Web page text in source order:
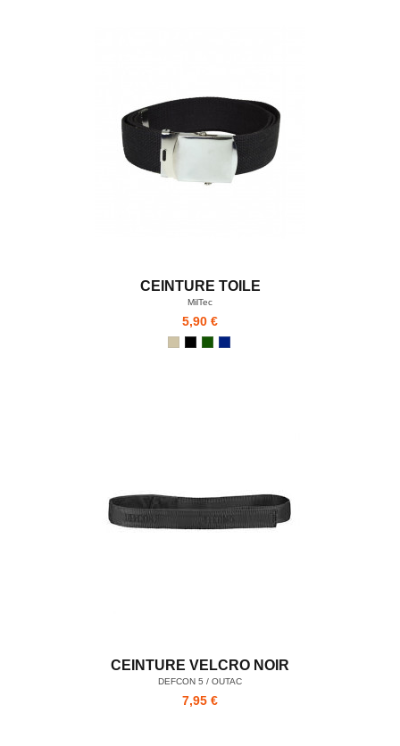
CEINTURE TOILE
MilTec
5,90 €
CEINTURE VELCRO NOIR
DEFCON 5 / OUTAC
7,95 €